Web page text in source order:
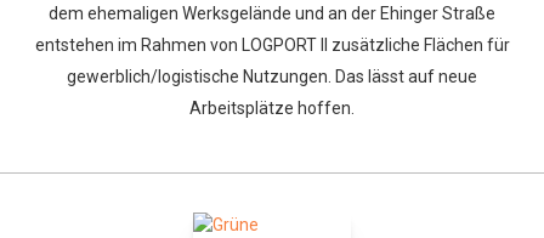
dem ehemaligen Werksgelände und an der Ehinger Straße
entstehen im Rahmen von LOGPORT II zusätzliche Flächen für
gewerblich/logistische Nutzungen. Das lässt auf neue
Arbeitsplätze hoffen.